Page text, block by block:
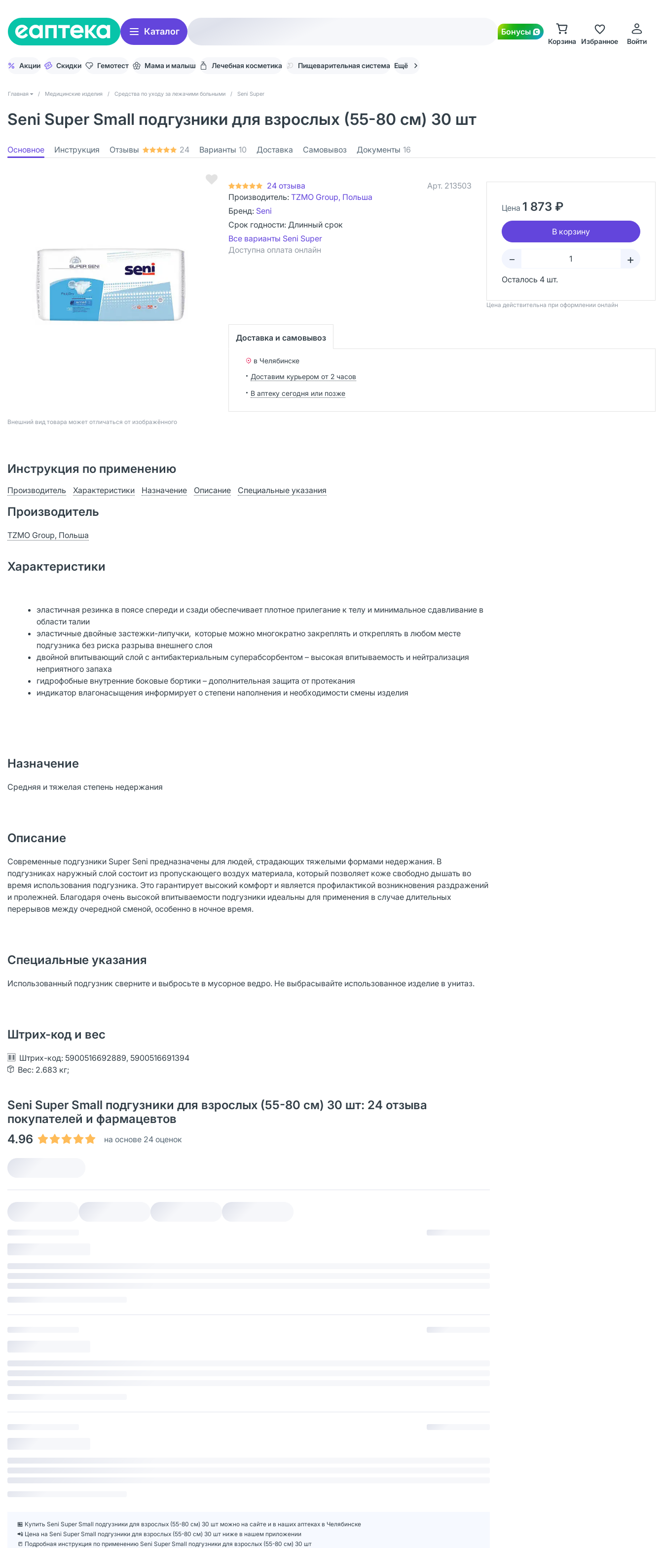
Каталог Бонусы
Корзина Избранное Войти
Акции Скидки Гемотест Мама и малыш Лечебная косметика Пищеварительная система Ещё
Главная / Медицинские изделия / Средства по уходу за лежачими больными / Seni Super
Seni Super Small подгузники для взрослых (55-80 см) 30 шт
Основное Инструкция Отзывы 24 Варианты 10 Доставка Самовывоз Документы 16
Bнешний вид товара может отличаться от изображённого
24 отзыва Арт. 213503
Производитель: TZMO Group, Польша
Бренд: Seni
Срок годности: Длинный срок
Все варианты Seni Super
Доступна оплата онлайн
Цена 1 873 ₽
В корзину
– +
Осталось 4 шт.
Цена действительна при оформлении онлайн
Доставка и самовывоз
в Челябинске
Доставим курьером от 2 часов
В аптеку сегодня или позже
Инструкция по применению
Производитель Характеристики Назначение Описание Специальные указания
Производитель
TZMO Group, Польша
Характеристики
эластичная резинка в поясе спереди и сзади обеспечивает плотное прилегание к телу и минимальное сдавливание в
области талии
эластичные двойные застежки-липучки, которые можно многократно закреплять и откреплять в любом месте
подгузника без риска разрыва внешнего слоя
двойной впитывающий слой с антибактериальным суперабсорбентом – высокая впитываемость и нейтрализация
неприятного запаха
гидрофобные внутренние боковые бортики – дополнительная защита от протекания
индикатор влагонасыщения информирует о степени наполнения и необходимости смены изделия
Назначение
Средняя и тяжелая степень недержания
Описание
Современные подгузники Super Seni предназначены для людей, страдающих тяжелыми формами недержания. В
подгузниках наружный слой состоит из пропускающего воздух материала, который позволяет коже свободно дышать во
время использования подгузника. Это гарантирует высокий комфорт и является профилактикой возникновения раздражений
и пролежней. Благодаря очень высокой впитываемости подгузники идеальны для применения в случае длительных
перерывов между очередной сменой, особенно в ночное время.
Специальные указания
Использованный подгузник сверните и выбросьте в мусорное ведро. Не выбрасывайте использованное изделие в унитаз.
Штрих-код и вес
Штрих-код: 5900516692889, 5900516691394
Вес: 2.683 кг;
Seni Super Small подгузники для взрослых (55-80 см) 30 шт: 24 отзыва
покупателей и фармацевтов
4.96
на основе 24 оценок
🏪 Купить Seni Super Small подгузники для взрослых (55-80 см) 30 шт можно на сайте и в наших аптеках в Челябинске
📲 Цена на Seni Super Small подгузники для взрослых (55-80 см) 30 шт ниже в нашем приложении
📒 Подробная инструкция по применению Seni Super Small подгузники для взрослых (55-80 см) 30 шт